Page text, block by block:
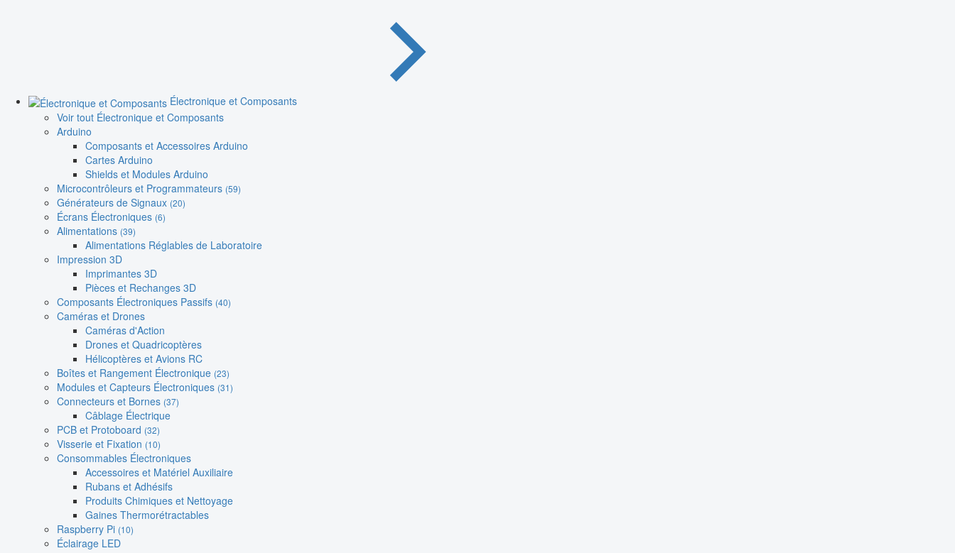
Électronique et Composants
Voir tout Électronique et Composants
Arduino
Composants et Accessoires Arduino
Cartes Arduino
Shields et Modules Arduino
Microcontrôleurs et Programmateurs (59)
Générateurs de Signaux (20)
Écrans Électroniques (6)
Alimentations (39)
Alimentations Réglables de Laboratoire
Impression 3D
Imprimantes 3D
Pièces et Rechanges 3D
Composants Électroniques Passifs (40)
Caméras et Drones
Caméras d'Action
Drones et Quadricoptères
Hélicoptères et Avions RC
Boîtes et Rangement Électronique (23)
Modules et Capteurs Électroniques (31)
Connecteurs et Bornes (37)
Câblage Électrique
PCB et Protoboard (32)
Visserie et Fixation (10)
Consommables Électroniques
Accessoires et Matériel Auxiliaire
Rubans et Adhésifs
Produits Chimiques et Nettoyage
Gaines Thermorétractables
Raspberry Pi (10)
Éclairage LED